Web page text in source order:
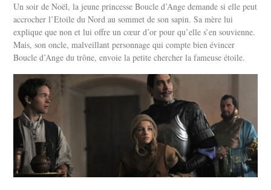
Un soir de Noël, la jeune princesse Boucle d’Ange demande si elle peut
accrocher l’Etoile du Nord au sommet de son sapin. Sa mère lui
explique que non et lui offre un cœur d’or pour qu’elle s’en souvienne.
Mais, son oncle, malveillant personnage qui compte bien évincer
Boucle d’Ange du trône, envoie la petite chercher la fameuse étoile.